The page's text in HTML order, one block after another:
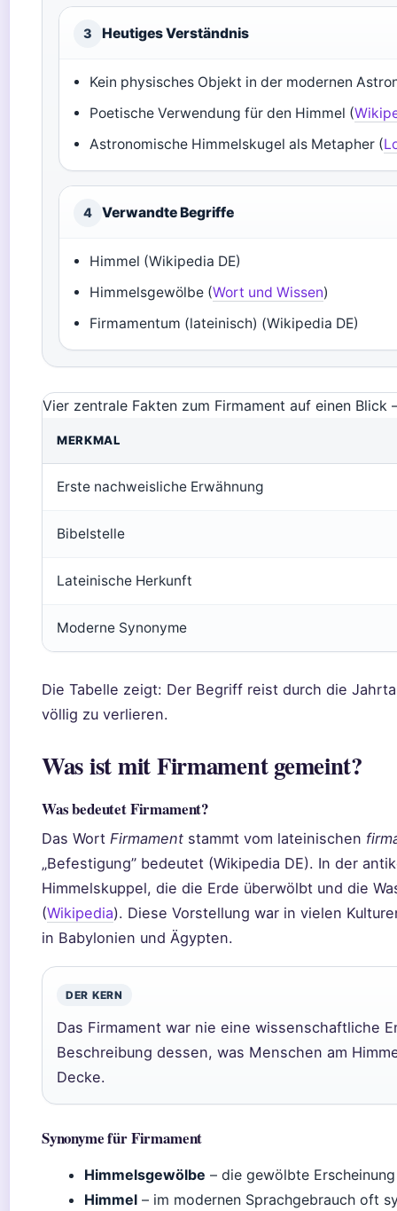
3 Heutiges Verständnis
Kein physisches Objekt in der modernen
Poetische Verwendung für den Himmel (
Astronomische Himmelskugel als Metapher (
4 Verwandte Begriffe
Himmel (Wikipedia DE)
Himmelsgewölbe (Wort und Wissen)
Firmamentum (lateinisch) (Wikipedia DE)
Vier zentrale Fakten zum Firmament auf einen
MERKMAL
Erste nachweisliche Erwähnung
Bibelstelle
Lateinische Herkunft
Moderne Synonyme
Die Tabelle zeigt: Der Begriff reist durch die
völlig zu verlieren.
Was ist mit Firmament gemeint?
Was bedeutet Firmament?
Das Wort Firmament stammt vom lateinischen
„Befestigung” bedeutet (Wikipedia DE). In der
Himmelskuppel, die die Erde überwölbt und die
(Wikipedia). Diese Vorstellung war in vielen
in Babylonien und Ägypten.
DER KERN
Das Firmament war nie eine wissenschaftliche
Beschreibung dessen, was Menschen am
Decke.
Synonyme für Firmament
Himmelsgewölbe – die gewölbte
Himmel – im modernen Sprachgebrauch oft